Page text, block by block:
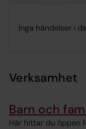
Inga händelser i
Verksamhet
Barn och
Här hittar du öppen